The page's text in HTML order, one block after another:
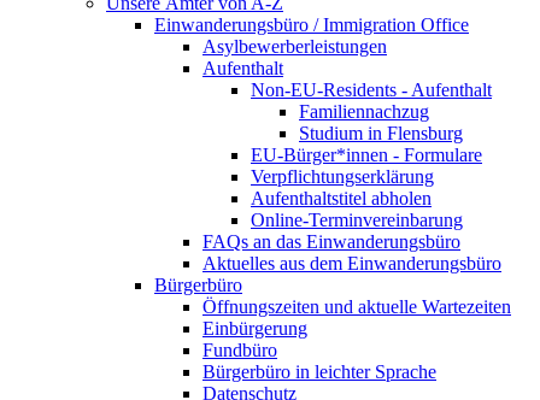
Einwanderungsbüro / Immigration Office
Asylbewerberleistungen
Aufenthalt
Non-EU-Residents - Aufenthalt
Familiennachzug
Studium in Flensburg
EU-Bürger*innen - Formulare
Verpflichtungserklärung
Aufenthaltstitel abholen
Online-Terminvereinbarung
FAQs an das Einwanderungsbüro
Aktuelles aus dem Einwanderungsbüro
Bürgerbüro
Öffnungszeiten und aktuelle Wartezeiten
Einbürgerung
Fundbüro
Bürgerbüro in leichter Sprache
Datenschutz